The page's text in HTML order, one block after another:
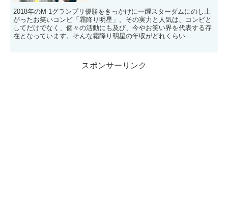
2018年のM-1グランプリ優勝をきっかけに一躍スターダムにのし上
がったお笑いコンビ「霜降り明星」。その実力と人気は、コンビと
してだけでなく、個々の活動にも及び、今やお笑い界を代表する存
在となっています。そんな霜降り明星の年収がどれくらい...
スポンサーリンク